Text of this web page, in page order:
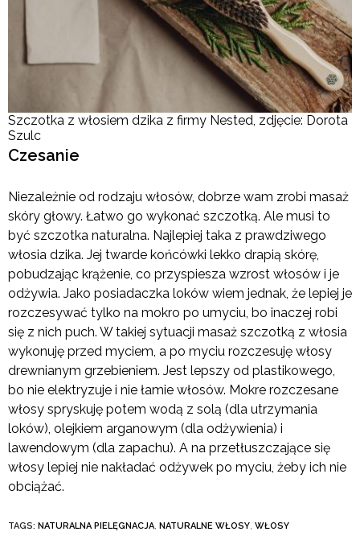
Szczotka z włosiem dzika z firmy Nested, zdjęcie: Dorota
Szulc
Czesanie
Niezależnie od rodzaju włosów, dobrze wam zrobi masaż
skóry głowy. Łatwo go wykonać szczotką. Ale musi to
być szczotka naturalna. Najlepiej taka z prawdziwego
włosia dzika. Jej twarde końcówki lekko drapią skórę,
pobudzając krążenie, co przyspiesza wzrost włosów i je
odżywia. Jako posiadaczka loków wiem jednak, że lepiej je
rozczesywać tylko na mokro po umyciu, bo inaczej robi
się z nich puch. W takiej sytuacji masaż szczotką z włosia
wykonuję przed myciem, a po myciu rozczesuję włosy
drewnianym grzebieniem. Jest lepszy od plastikowego,
bo nie elektryzuje i nie łamie włosów. Mokre rozczesane
włosy spryskuję potem wodą z solą (dla utrzymania
loków), olejkiem arganowym (dla odżywienia) i
lawendowym (dla zapachu). A na przetłuszczające się
włosy lepiej nie nakładać odżywek po myciu, żeby ich nie
obciążać.
TAGS: NATURALNA PIELĘGNACJA, NATURALNE WŁOSY, WŁOSY